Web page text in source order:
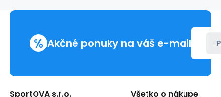
% Akčné ponuky na váš e-mail
SportOVA s.r.o. Všetko o nákupe